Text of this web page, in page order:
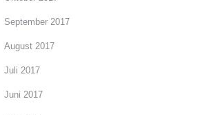
September 2017
August 2017
Juli 2017
Juni 2017